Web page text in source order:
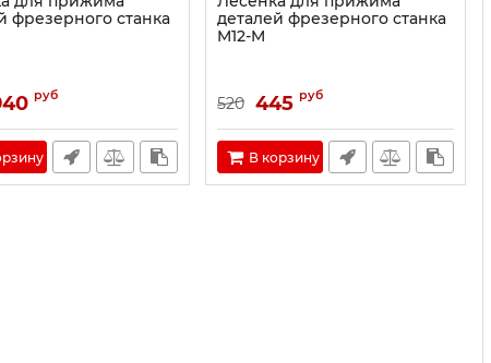
фрезерного станка
руб
деталей фрезерного станка
M12-M
520 445 руб
В корзину